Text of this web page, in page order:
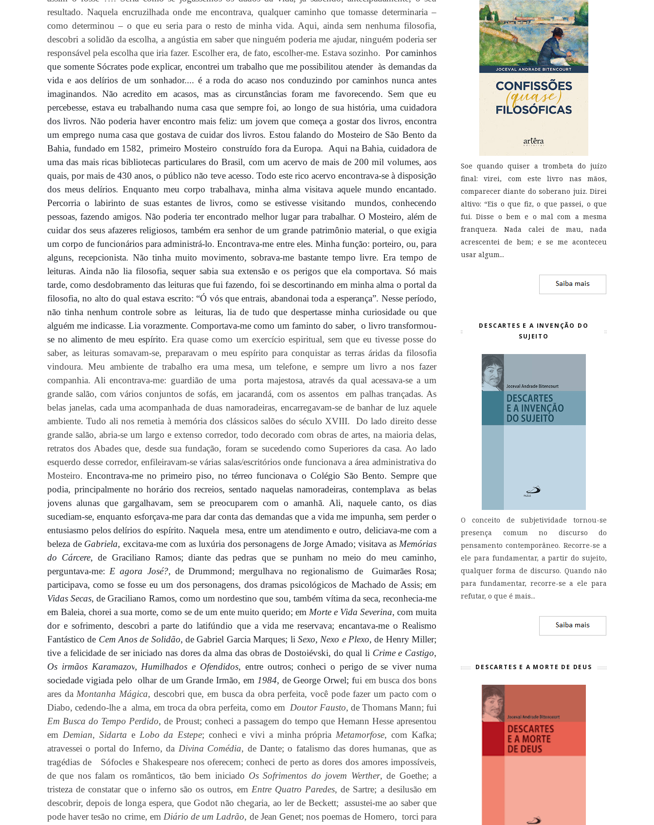
resultado. Naquela encruzilhada onde me encontrava, qualquer caminho que tomasse determinaria –
como determinou – o que eu seria para o resto de minha vida. Aqui, ainda sem nenhuma filosofia,
descobri a solidão da escolha, a angústia em saber que ninguém poderia me ajudar, ninguém poderia ser
responsável pela escolha que iria fazer. Escolher era, de fato, escolher-me. Estava sozinho. Por caminhos
que somenteSócrates pode explicar, encontrei um trabalho que me possibilitou atender às demandas da
vida e aos delírios de um sonhador.... é a roda do acaso nos conduzindo por caminhos nunca antes
imaginandos. Não acredito em acasos, mas as circunstâncias foram me favorecendo. Sem que eu
percebesse, estava eu trabalhando numa casa que sempre foi, ao longo de sua história, uma cuidadora
dos livros. Não poderia haver encontro mais feliz: um jovem que começa a gostar dos livros, encontra
um emprego numa casa que gostava de cuidar dos livros. Estou falando do Mosteiro de São Bento da
Bahia, fundado em 1582,
primeiro Mosteiro construído fora da Europa.
Aqui na Bahia, cuidadora de
uma das mais ricas bibliotecas particulares do Brasil, com um acervo de mais de 200 mil volumes, aos
quais, por mais de 430 anos, o público não teve acesso. Todo este rico acervo encontrava-se àdisposição
dos meus delírios. Enquanto meu corpo trabalhava, minha alma visitava aquele mundo encantado.
Percorria o labirinto de suas estantes de livros, como se estivesse visitando
mundos, conhecendo
pessoas, fazendo amigos. Não poderia ter encontrado melhor lugar para trabalhar. O Mosteiro, além de
cuidar dos seus afazeres religiosos, também era senhor de um grande patrimônio material, o que exigia
um corpo de funcionários para administrá-lo. Encontrava-me entre eles. Minha função: porteiro, ou, para
alguns, recepcionista. Não tinha muito movimento, sobrava-me bastante tempo livre. Era tempo de
leituras. Ainda não lia filosofia, sequer sabia sua extensão e os perigos que ela comportava. Só mais
tarde, comodesdobramento das leituras que fui fazendo, foi se descortinando em minha alma o portal da
filosofia, no alto do qual estava escrito: “Ó vós que entrais, abandonai toda a esperança”. Nesse período,
não tinha nenhum controle sobre as
leituras, lia de tudo que despertasse minha curiosidade ou que
alguém me indicasse. Lia vorazmente. Comportava-me como um faminto do saber, o livro transformou-
se no alimento de meu espírito.Era quase como um exercício espiritual, sem que eu tivesse posse do
saber, as leituras somavam-se, preparavam o meu espírito para conquistar as terras áridas da filosofia
vindoura. Meu ambiente de trabalho era uma mesa, um telefone, e sempre um livro a nos fazer
companhia. Ali encontrava-me: guardião de uma
porta majestosa, através da qual acessava-se a um
grande salão, com vários conjuntos de sofás, em jacarandá, com os assentos
em palhas trançadas. As
belas janelas, cada uma acompanhada de duas namoradeiras, encarregavam-se de banhar de luz aquele
ambiente. Tudo ali nos remetia à memória dos clássicos salões do século XVIII.
Do lado direito desse
grande salão, abria-se um largo e extenso corredor, todo decorado com obras de artes, na maioria delas,
retratos dos Abades que, desde sua fundação, foram se sucedendo como Superiores da casa. Ao lado
esquerdo desse corredor, enfileiravam-se várias salas/escritórios onde funcionava a área administrativa do
Mosteiro. Encontrava-me no primeiro piso, no térreo funcionava o Colégio São Bento. Sempre que
podia, principalmente no horário dos recreios, sentado naquelas namoradeiras, contemplava
as belas
jovens alunas que gargalhavam, sem se preocuparem com o amanhã. Ali, naquele canto, os dias
sucediam-se, enquanto esforçava-me para dar conta das demandas que a vida me impunha, sem perder o
entusiasmo pelos delírios do espírito. Naquela
mesa, entre um atendimento e outro, deliciava-me com a
beleza de Gabriela, excitava-me com as luxúria dos personagens de Jorge Amado; visitava as Memórias
do Cárcere, de Graciliano Ramos; diante das pedras que se punham no meio do meu caminho,
perguntava-me: E agora José?, de Drummond; mergulhava no regionalismo de GuimarãesRosa;
participava, como se fosse eu um dos personagens, dos dramas psicológicos de Machado de Assis; em
Vidas Secas, de Graciliano Ramos, como um nordestino que sou, também vítima da seca, reconhecia-me
em Baleia, chorei a sua morte, como se de um ente muito querido; em Morte e Vida Severina, com muita
dor e sofrimento, descobri a parte do latifúndio que a vida me reservava; encantava-me o Realismo
Fantástico de Cem Anos de Solidão, de Gabriel Garcia Marques; li Sexo, Nexo e Plexo,de HenryMiller;
tive a felicidade de ser iniciadonas dores da alma das obras de Dostoiévski, do qual li Crime e Castigo,
Os irmãos Karamazov, Humilhados e Ofendidos, entre outros; conheci o perigo de se viver numa
sociedade vigiada pelo olhar de um Grande Irmão, em 1984, deGeorge Orwel; fui em busca dos bons
ares da Montanha Mágica, descobri que, em busca da obra perfeita, você pode fazer um pacto com o
Diabo, cedendo-lhe a alma, em troca da obra perfeita, como em Doutor Fausto, de Thomans Mann; fui
Em Busca do Tempo Perdido, de Proust; conheci a passagem do tempo que Hemann Hesse apresentou
em Demian, Sidarta e Lobo da Estepe; conheci e vivi a minha própria Metamorfose, com Kafka;
atravessei o portal do Inferno, da Divina Comédia, de Dante; o fatalismo das dores humanas, que as
tragédias de Sófocles e Shakespeare nos oferecem; conheci de perto as dores dos amores impossíveis,
de que nos falam os românticos, tão bem iniciado Os Sofrimentos do jovem Werther, de Goethe; a
tristeza de constatar que o inferno são os outros, em Entre Quatro Paredes, de Sartre; a desilusão em
descobrir, depois de longa espera, que Godot não chegaria, ao ler de Beckett;
assustei-me ao saber que
pode haver tesão no crime, em Diário de um Ladrão, de Jean Genet; nos poemas de Homero, torci para
Soe quando quiser a trombeta do juízo
final: virei, com este livro nas mãos,
comparecer diante do soberano juiz. Direi
altivo: “Eis o que fiz, o que passei, o que
fui. Disse o bem e o mal com a mesma
franqueza. Nada calei de mau, nada
acrescentei de bem; e se me aconteceu
usar algum...
DESCARTES E A INVENÇÃO DO
SUJEITO
O conceito de subjetividade tornou-se
presença comum no discurso do
pensamento contemporâneo. Recorre-se a
ele para fundamentar, a partir do sujeito,
qualquer forma de discurso. Quando não
para fundamentar, recorre-se a ele para
refutar, o que é mais...
DESCARTES E A MORTE DE DEUS